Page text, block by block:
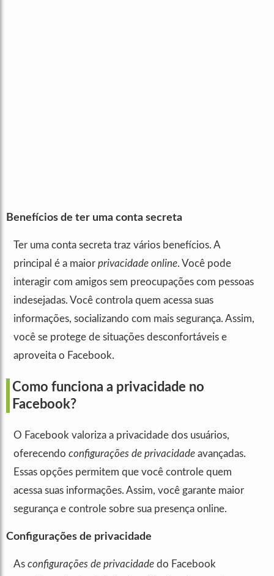
Benefícios de ter uma conta secreta
Ter uma conta secreta traz vários benefícios. A
principal é a maior privacidade online. Você pode
interagir com amigos sem preocupações com pessoas
indesejadas. Você controla quem acessa suas
informações, socializando com mais segurança. Assim,
você se protege de situações desconfortáveis e
aproveita o Facebook.
Como funciona a privacidade no
Facebook?
O Facebook valoriza a privacidade dos usuários,
oferecendo configurações de privacidade avançadas.
Essas opções permitem que você controle quem
acessa suas informações. Assim, você garante maior
segurança e controle sobre sua presença online.
Configurações de privacidade
As configurações de privacidade do Facebook